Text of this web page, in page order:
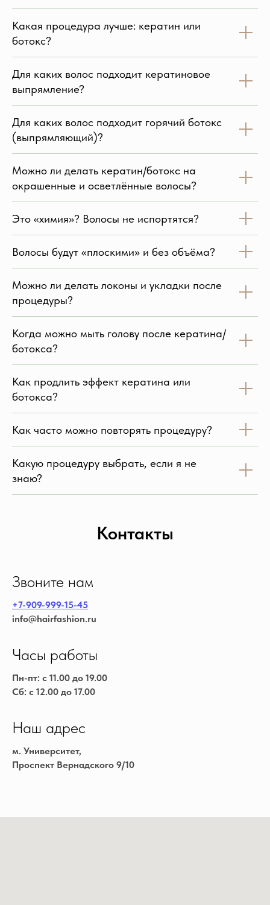
Какая процедура лучше: кератин или
ботокс?
Для каких волос подходит кератиновое
выпрямление?
Для каких волос подходит горячий ботокс
(выпрямляющий)?
Можно ли делать кератин/ботокс на
окрашенные и осветлённые волосы?
Это «химия»? Волосы не испортятся?
Волосы будут «плоскими» и без объёма?
Можно ли делать локоны и укладки после
процедуры?
Когда можно мыть голову после кератина/
ботокса?
Как продлить эффект кератина или
ботокса?
Как часто можно повторять процедуру?
Какую процедуру выбрать, если я не
знаю?
Контакты
Звоните нам
+7-909-999-15-45
info@hairfashion.ru
Часы работы
Пн-пт: с 11.00 до 19.00
Сб: с 12.00 до 17.00
Наш адрес
м. Университет,
Проспект Вернадского 9/10